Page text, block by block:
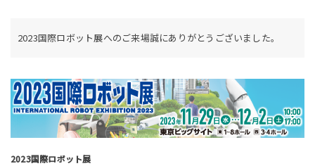
2023国際ロボット展へのご来場誠にありがとうございました。
2023国際ロボット展